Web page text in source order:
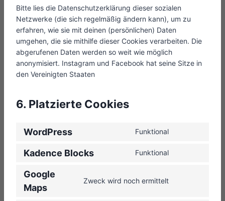
Bitte lies die Datenschutzerklärung dieser sozialen
Netzwerke (die sich regelmäßig ändern kann), um zu
erfahren, wie sie mit deinen (persönlichen) Daten
umgehen, die sie mithilfe dieser Cookies verarbeiten. Die
abgerufenen Daten werden so weit wie möglich
anonymisiert. Instagram und Facebook hat seine Sitze in
den Vereinigten Staaten
6. Platzierte Cookies
WordPress Funktional
Kadence Blocks Funktional
Google
Maps
Zweck wird noch ermittelt